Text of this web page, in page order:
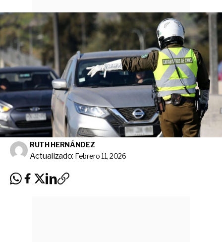
RUTH HERNÁNDEZ
Actualizado: Febrero 11, 2026